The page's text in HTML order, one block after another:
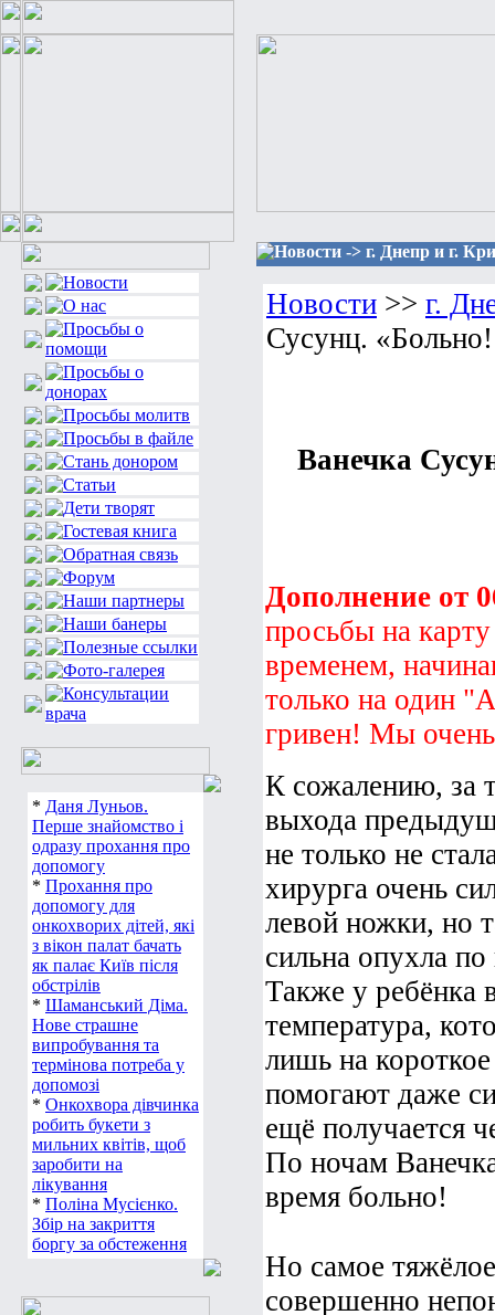
* Даня Луньов.
Перше знайомство і
одразу прохання про
допомогу
* Прохання про
допомогу для
онкохворих дітей, які
з вікон палат бачать
як палає Київ після
обстрілів
* Шаманський Діма.
Нове страшне
випробування та
термінова потреба у
допомозі
* Онкохвора дівчинка
робить букети з
мильних квітів, щоб
заробити на
лікування
* Поліна Мусієнко.
Збір на закриття
боргу за обстеження
Новости -> г. Днепр и г.
Новости >> г.
Сусунц.
Ванечка
Дополнение от
просьбы на
временем,
только на один
гривен! Мы
К сожалению, за
выхода
не только не
хирурга очень
левой ножки, но
сильна опухла
Также у ребёнка
температура,
лишь на
помогают даже
ещё получается
По ночам
время больно!
Но самое
совершенно